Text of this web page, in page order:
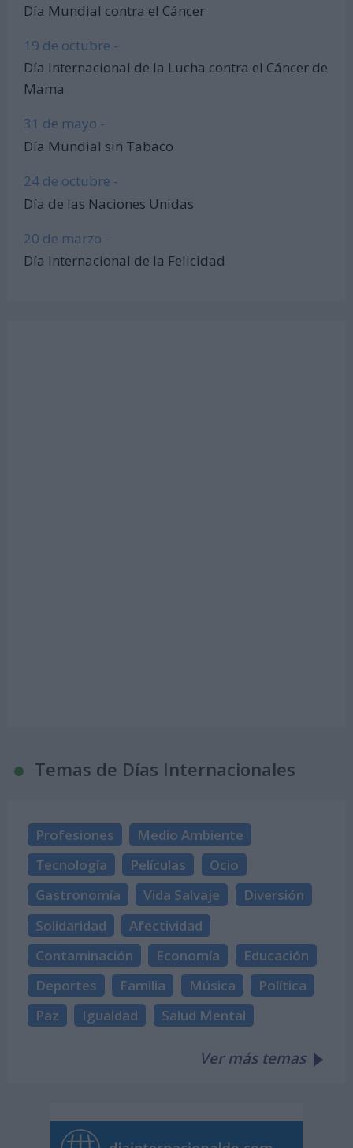
Día Mundial contra el Cáncer
19 de octubre -
Día Internacional de la Lucha contra el Cáncer de
Mama
31 de mayo -
Día Mundial sin Tabaco
24 de octubre -
Día de las Naciones Unidas
20 de marzo -
Día Internacional de la Felicidad
Temas de Días Internacionales
Profesiones
Medio Ambiente
Tecnología
Películas
Ocio
Gastronomía
Vida Salvaje
Diversión
Solidaridad
Afectividad
Contaminación
Economía
Educación
Deportes
Familia Música
Política
Paz
Igualdad Salud Mental
Ver más temas